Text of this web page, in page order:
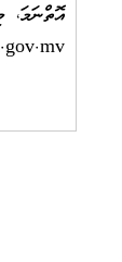
އޮތްނަމަ، މިއަދުން